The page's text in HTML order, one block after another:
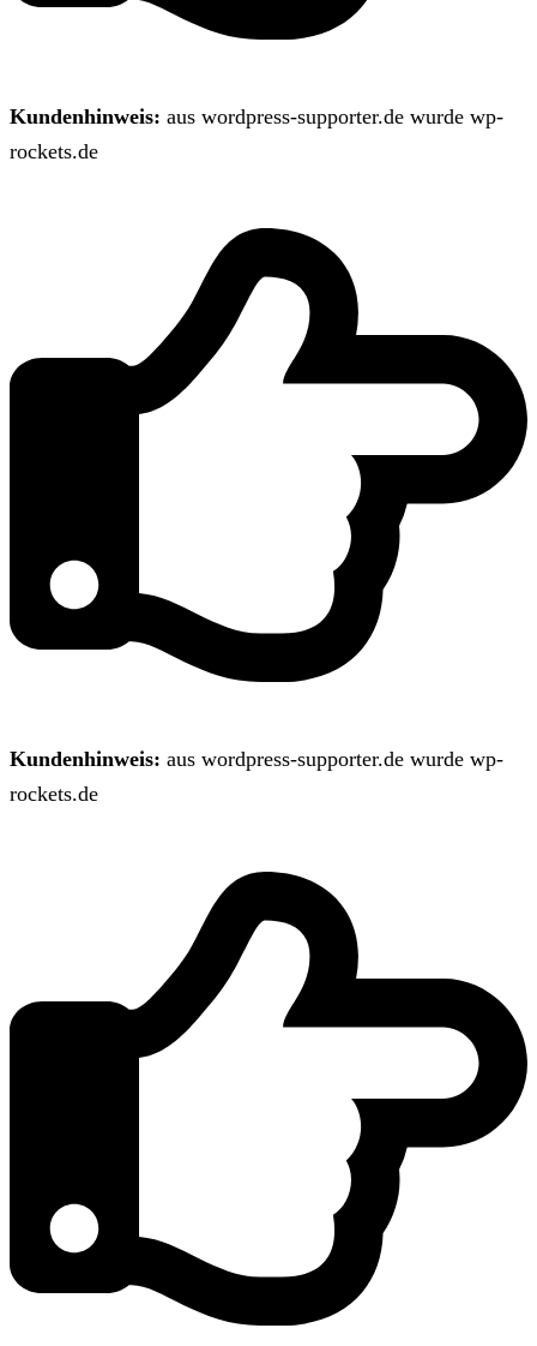
Kundenhinweis: aus wordpress-supporter.de wurde wp-
rockets.de
Kundenhinweis: aus wordpress-supporter.de wurde wp-
rockets.de